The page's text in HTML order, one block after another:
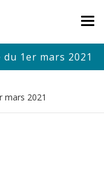
1er mars 2021
mars 2021